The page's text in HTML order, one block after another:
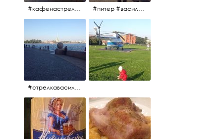
#кафенастрелкевасильевскогоострова #байкеры #питер #васильевскийостров #байкеры #иностранцы
#стрелкавасильевскогоострова #нева #река